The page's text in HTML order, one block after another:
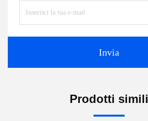
Invia
Prodotti simili